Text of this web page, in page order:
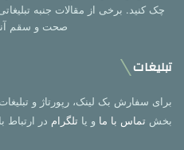
چک کنید. برخی از مقالات جنبه
صحت و سقم
تبلیغات
برای سفارش بک لینک، رپورتاژ و
بخش تماس با ما و یا تلگرام در ارتباط